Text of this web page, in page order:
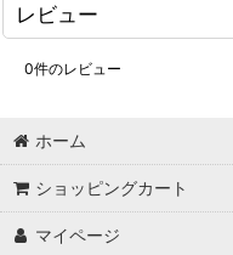
レビュー
0件のレビュー
ホーム
ショッピングカート
マイページ